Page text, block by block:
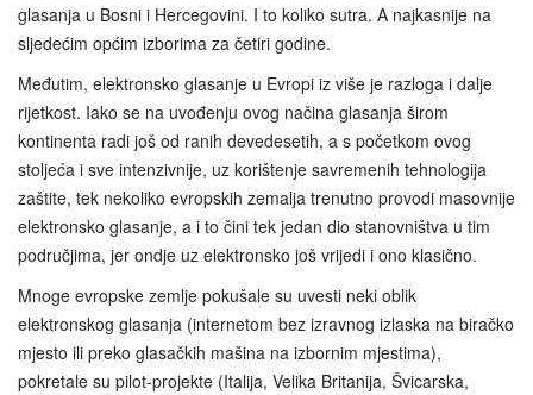
glasanja u Bosni i Hercegovini. I to koliko sutra. A najkasnije na
sljedećim općim izborima za četiri godine.
Međutim, elektronsko glasanje u Evropi iz više je razloga i dalje
rijetkost. Iako se na uvođenju ovog načina glasanja širom
kontinenta radi još od ranih devedesetih, a s početkom ovog
stoljeća i sve intenzivnije, uz korištenje savremenih tehnologija
zaštite, tek nekoliko evropskih zemalja trenutno provodi masovnije
elektronsko glasanje, a i to čini tek jedan dio stanovništva u tim
područjima, jer ondje uz elektronsko još vrijedi i ono klasično.
Mnoge evropske zemlje pokušale su uvesti neki oblik
elektronskog glasanja (internetom bez izravnog izlaska na biračko
mjesto ili preko glasačkih mašina na izbornim mjestima),
pokretale su pilot-projekte (Italija, Velika Britanija, Švicarska,